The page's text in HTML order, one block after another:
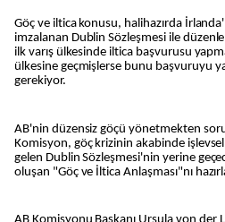
Göç ve iltica konusu, halihazırda
imzalanan Dublin Sözleşmesi ile
ilk varış ülkesinde iltica başvurusu
ülkesine geçmişlerse bunu başvuruyu
gerekiyor.
AB'nin düzensiz göçü yönetmekten
Komisyon, göç krizinin akabinde
gelen Dublin Sözleşmesi'nin yerine
oluşan "Göç ve İltica Anlaşması"nı